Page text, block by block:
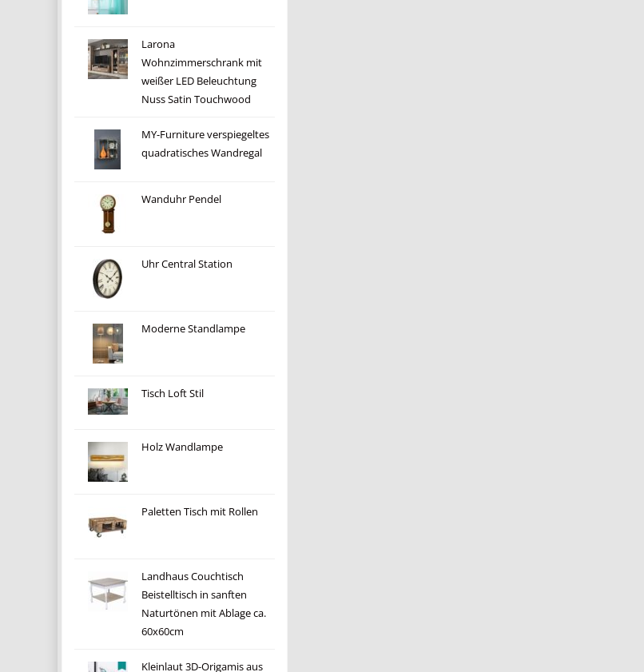
Larona
Wohnzimmerschrank mit
weißer LED Beleuchtung
Nuss Satin Touchwood
MY-Furniture verspiegeltes
quadratisches Wandregal
Wanduhr Pendel
Uhr Central Station
Moderne Standlampe
Tisch Loft Stil
Holz Wandlampe
Paletten Tisch mit Rollen
Landhaus Couchtisch
Beistelltisch in sanften
Naturtönen mit Ablage ca.
60x60cm
Kleinlaut 3D-Origamis aus